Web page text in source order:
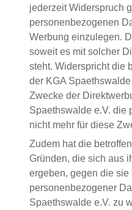
jederzeit Widerspruch
personenbezogenen
Werbung einzulegen.
soweit es mit solcher
steht. Widerspricht die
der KGA
Zwecke der
Spaethswalde e.V. die
nicht mehr für diese
Zudem hat die
Gründen, die sich aus
ergeben, gegen die sie
personenbezogener
Spaethswalde e.V. zu